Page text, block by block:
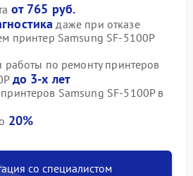
от 765 руб.
даже при отказе
принтер Samsung SF-5100P
работы по ремонту принтеров
до 3-х лет
Samsung SF-5100P в
20%
со специалистом